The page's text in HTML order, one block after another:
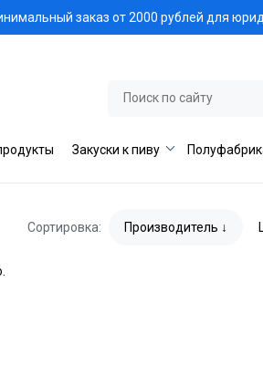
заказ от 2000 рублей для
Закуски к пиву
Сортировка: Производитель